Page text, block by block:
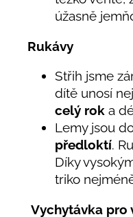
úžasně
Rukávy
Střih jsme
dítě unosí
celý rok a
Lemy jsou
předloktí.
Díky
triko
Vychytávka pro